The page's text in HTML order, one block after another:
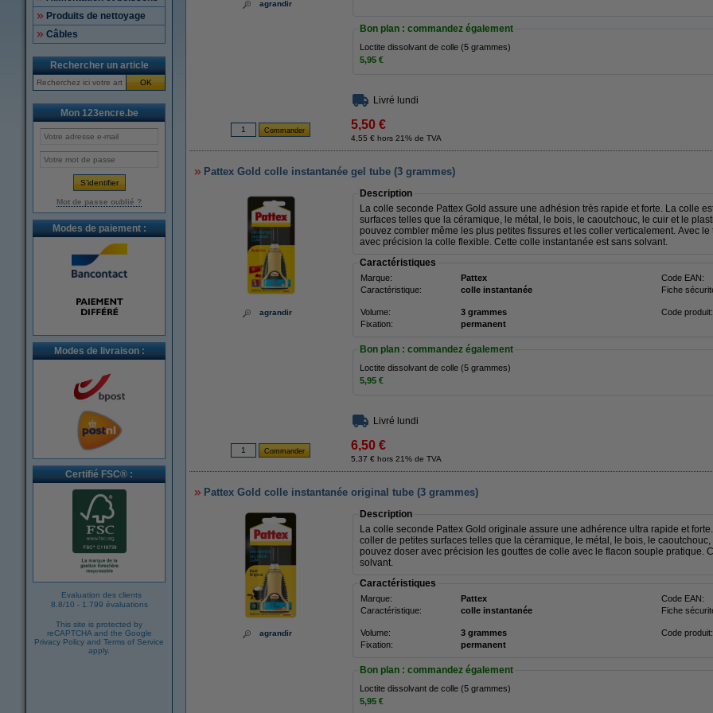
Produits de nettoyage
Câbles
Rechercher un article
OK
Mon 123encre.be
Mot de passe oublié ?
Modes de paiement :
Modes de livraison :
Certifié FSC® :
Evaluation des clients
8.8/10 - 1.799 évaluations
This site is protected by
reCAPTCHA and the Google
Privacy Policy and Terms of Service
apply.
agrandir
Bon plan : commandez également
Loctite dissolvant de colle (5 grammes)
5,95 €
Livré lundi
5,50 €
4,55 € hors 21% de TVA
Pattex Gold colle instantanée gel tube (3 grammes)
agrandir
Description
La colle seconde Pattex Gold assure une adhésion très rapide et forte. La colle
surfaces telles que la céramique, le métal, le bois, le caoutchouc, le cuir et le
pouvez combler même les plus petites fissures et les coller verticalement. Avec
avec précision la colle flexible. Cette colle instantanée est sans solvant.
Caractéristiques
Marque: Pattex
Code EAN:
Caractéristique:
colle instantanée Fiche
Volume: 3 grammes
Code produit:
Fixation:
permanent
Bon plan : commandez également
Loctite dissolvant de colle (5 grammes)
5,95 €
Livré lundi
6,50 €
5,37 € hors 21% de TVA
Pattex Gold colle instantanée original tube (3 grammes)
agrandir
Description
La colle seconde Pattex Gold originale assure une adhérence ultra rapide et
coller de petites surfaces telles que la céramique, le métal, le bois, le
pouvez doser avec précision les gouttes de colle avec le flacon souple pratique.
solvant.
Caractéristiques
Marque: Pattex
Code EAN:
Caractéristique:
colle instantanée Fiche
Volume: 3 grammes
Code produit:
Fixation:
permanent
Bon plan : commandez également
Loctite dissolvant de colle (5 grammes)
5,95 €